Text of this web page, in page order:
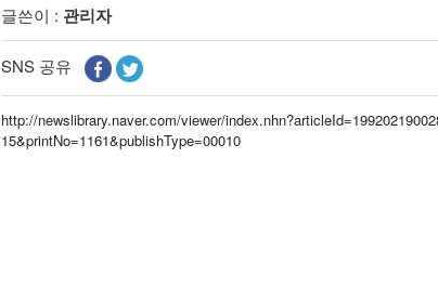
글쓴이 : 관리자
SNS 공유
http://newslibrary.naver.com/viewer/
15&printNo=1161&publishType=00010